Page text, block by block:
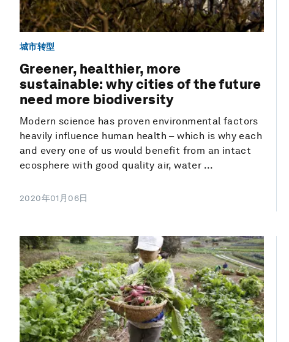
城市转型
Greener, healthier, more
sustainable: why cities of the future
need more biodiversity
Modern science has proven environmental factors
heavily influence human health – which is why each
and every one of us would benefit from an intact
ecosphere with good quality air, water ...
2020年01月06日